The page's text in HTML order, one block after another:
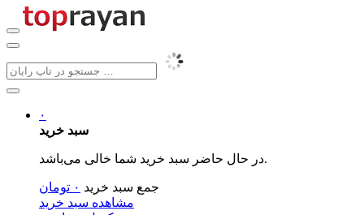
۰
سبد خرید
در حال حاضر سبد خرید شما خالی می‌باشد.
جمع سبد خرید ۰ تومان
مشاهده سبد خرید